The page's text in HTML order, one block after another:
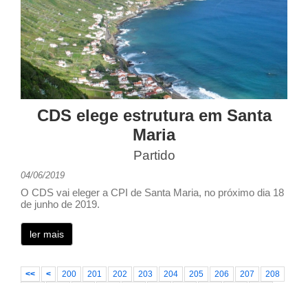
CDS elege estrutura em Santa
Maria
Partido
04/06/2019
O CDS vai eleger a CPI de Santa Maria, no próximo dia 18
de junho de 2019.
ler mais
<< < 200 201 202 203 204 205 206 207
208